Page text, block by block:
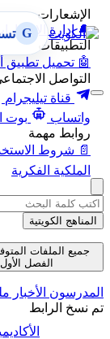
الإشعارات
🔔 إدارة
التطبيقات
🤖 تحميل تطبيق
التواصل
قناة تيليجرام
واتساب
بوت
روابط مهمة
📄 شروط
الملكية الفكرية
G
المناهج الكويتية
جميع الملفات
الفصل الأول
المدرسون الأخبار
تم نسخ الرابط